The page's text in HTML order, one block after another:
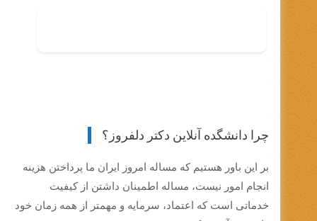
چرا دانشگده آنلاین دکتر دلفروز؟
بر این باور هستیم که مساله امروز ایران ما پرداختن هزینه
انجام امور نیست، مساله اطمینان داشتن از کیفیت
خدماتی است که اعتماد، سرمایه و مهمتر از همه زمان خود